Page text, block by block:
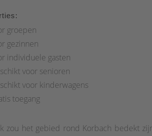
groepen
gezinnen
individuele gasten
voor senioren
voor kinderwagens
toegang
zou het gebied rond Korbach bedekt